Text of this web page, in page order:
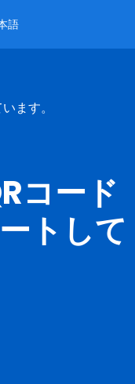
語
ます。
コード
トして